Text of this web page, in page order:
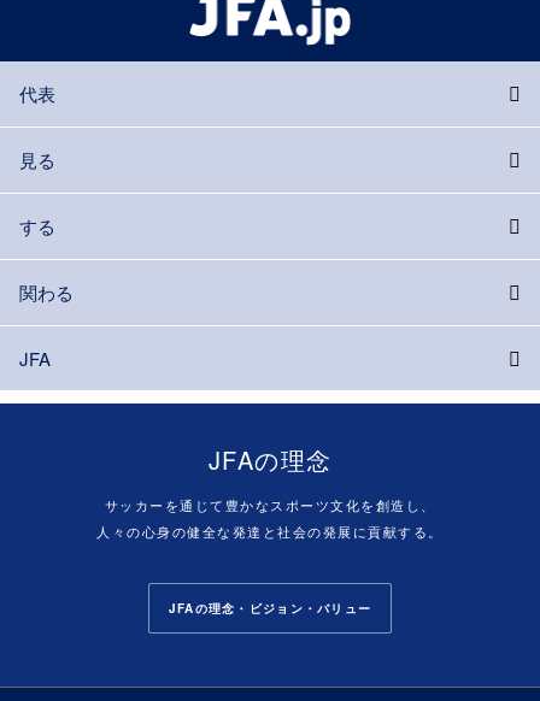
代表
見る
する
関わる
JFA
JFAの理念
サッカーを通じて豊かなスポーツ文化を創造し、
人々の心身の健全な発達と社会の発展に貢献する。
JFAの理念・ビジョン・バリュー